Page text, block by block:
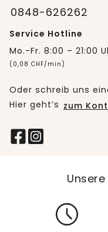
0848-626262
Service Hotline
Mo.-Fr. 8:00 – 21:00
(0,08 CHF/min)
Oder schreib uns
Hier geht’s zum